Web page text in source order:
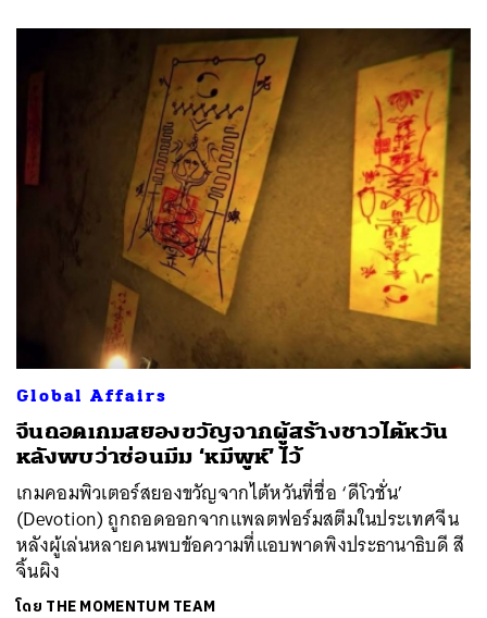
Global Affairs
จีนถอดเกมสยองขวัญจากผู้สร้างชาวไต้หวัน
หลังพบว่าซ่อนมีม ‘หมีพูห์’ ไว้
เกมคอมพิวเตอร์สยองขวัญจากไต้หวันที่ชื่อ ‘ดีโวชั่น’
(Devotion) ถูกถอดออกจากแพลตฟอร์มสตีมในประเทศจีน
หลังผู้เล่นหลายคนพบข้อความที่แอบพาดพิงประธานาธิบดี สี
จิ้นผิง
โดย THE MOMENTUM TEAM